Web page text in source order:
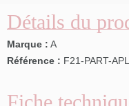
Détails du
Marque : A
Référence : F21-PART-
Fiche